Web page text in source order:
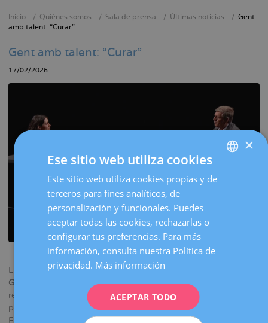
Sobrescribir
de
ayuda
a
navegación
Inicio Quiénes somos Sala de prensa Últimas noticias
Gent
amb talent: “Curar”
Gent amb talent: “Curar”
17/02/2026
El
Dr. Pere Barri Soldevila, ginecólogo y presidente del
Grupo Dexeus Mujer, conversa sobre la atención médica, la
relación médico-paciente, el sistema sanitario y la psicología
paliativa con Sílvia Fernández Cadevall, creadora de la
Fundación Arte Paliativo en el Programa “Gent amb talent”
SPANISH
×
Ese sitio web utiliza cookies
Este sitio web utiliza cookies propias y de
terceros para fines analíticos, de
personalización y funcionales. Puedes
aceptar todas las cookies, rechazarlas o
configurar tus preferencias. Para más
información, consulta nuestra Política de
privacidad. Más información
ACEPTAR TODO